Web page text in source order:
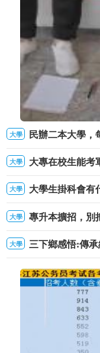
學生暑假
大學 民辦二本大學，
大學 大專在校生能考
大學 大學生掛科會有
大學 專升本擴招，別
大學 三下鄉感悟:傳